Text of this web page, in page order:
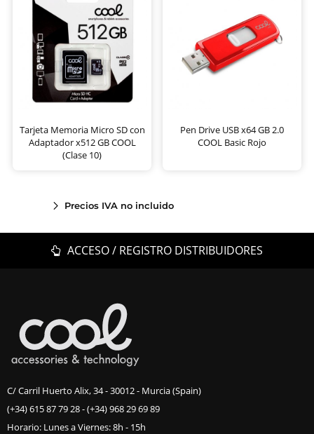
Tarjeta Memoria Micro SD con
Adaptador x512 GB COOL
(Clase 10)
Pen Drive USB x64 GB 2.0
COOL Basic Rojo
Precios IVA no incluido
ACCESO / REGISTRO DISTRIBUIDORES
C/ Carril Huerto Alix, 34 - 30012 - Murcia (Spain)
(+34) 615 87 79 28-(+34) 968 29 69 89
Horario: Lunes a Viernes: 8h - 15h